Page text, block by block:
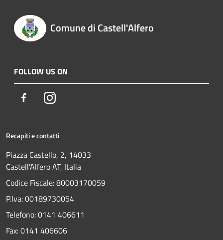
Comune di Castell'Alfero
FOLLOW US ON
FacebookInstagram
Recapiti e contatti
Piazza Castello, 2, 14033
Castell'Alfero AT, Italia
Codice Fiscale: 80003170059
P.Iva: 00189730054
Telefono:0141 406611
Fax:0141 406606